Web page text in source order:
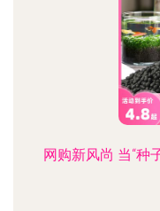
网购新风尚 当“种